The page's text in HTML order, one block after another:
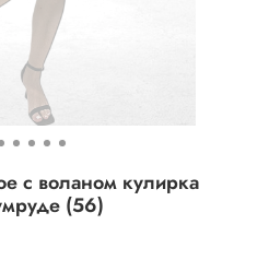
с воланом кулирка
(56)